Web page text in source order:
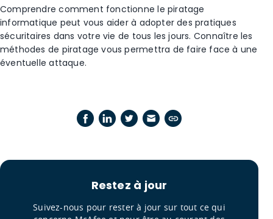
Comprendre comment fonctionne le piratage
informatique peut vous aider à adopter des pratiques
sécuritaires dans votre vie de tous les jours. Connaître les
méthodes de piratage vous permettra de faire face à une
éventuelle attaque.
Restez à jour
Suivez-nous pour rester à jour sur tout ce qui